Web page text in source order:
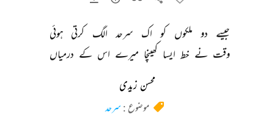
جیسے دو ملکوں کو اک سرحد الگ کرتی ہوئی
وقت نے خط ایسا کھینچا میرے اس کے درمیاں
محسن زیدی
موضوع :سرحد